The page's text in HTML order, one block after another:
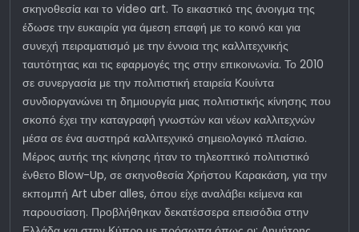
σκηνοθεσία και το video art. Το εικαστικό της άνοιγμα της
έδωσε την ευκαιρία για άμεση επαφή με το κοινό και για
συνεχή πειραματισμό με την έννοια της καλλιτεχνικής
ταυτότητας και τις εφαρμογές της στην επικοινωνία. Το 2010
σε συνεργασία με την πολιτιστική εταιρεία Κουίντα
συνδιοργανώνει τη δημιουργία μιας πολιτιστικής κίνησης που
σκοπό έχει την καταγραφή γνωστών και νέων καλλιτεχνών
μέσα σε ένα αυστηρά καλλιτεχνικό σημειολογικό πλαίσιο.
Μέρος αυτής της κίνησης ήταν το τηλεοπτικό πολιτιστικό
ένθετο Blow-Up, σε σκηνοθεσία Χρήστου Καρακάση, για την
εκπομπή Art uber alles, όπου είχε αναλάβει κείμενα και
παρουσίαση. Προβλήθηκαν δεκατέσσερα επεισόδια στην